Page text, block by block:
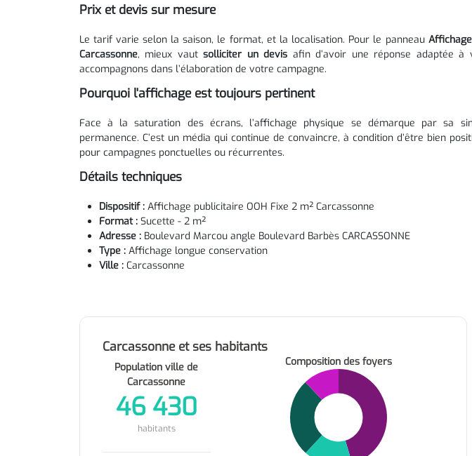
Prix et devis sur mesure
Le tarif varie selon la saison, le format, et la localisation. Pour le panneau
Carcassonne, mieux vautsolliciter un devis afin d’avoir une réponse adaptée à
accompagnons dans l’élaboration de votre campagne.
Pourquoi l'affichage est toujours pertinent
Face à la saturation des écrans, l’affichage physique se démarque par sa
permanence. C’est un média qui continue de convaincre, à condition d’être bien
pour campagnes ponctuelles ou récurrentes.
Détails techniques
Dispositif :Affichage publicitaire OOH Fixe 2 m² Carcassonne
Format :Sucette - 2 m²
Adresse :Boulevard Marcou angle Boulevard Barbès CARCASSONNE
Type :Affichage longue conservation
Ville :Carcassonne
Carcassonne et ses habitants
Population ville de
Carcassonne
46 430
habitants
Composition des foyers